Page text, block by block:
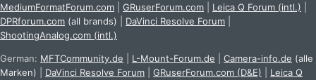
MediumFormatForum.com
GRuserForum.com Leica Q Forum (intl.)
DPRforum.com (all brands) DaVinci Resolve Forum
ShootingAnalog.com (intl.)
German: MFTCommunity.de L-Mount-Forum.de Camera-info.de (alle
Marken)
DaVinci Resolve Forum GRuserForum.com (D&E)
Leica Q